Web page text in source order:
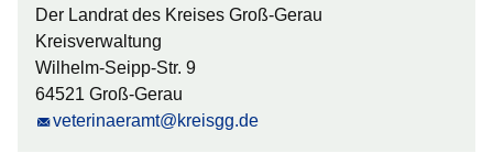
Der Landrat des Kreises Groß-Gerau
Kreisverwaltung
Wilhelm-Seipp-Str. 9
64521 Groß-Gerau
veterinaeramt@kreisgg.de